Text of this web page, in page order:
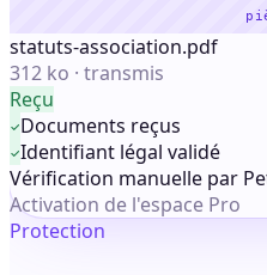
statuts-association.pdf
312 ko · transmis
Reçu
Documents reçus
Identifiant légal validé
Vérification manuelle par
Activation de l'espace Pro
Protection